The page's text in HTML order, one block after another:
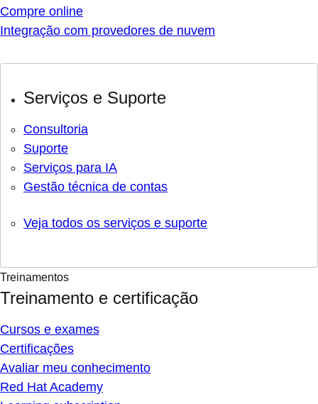
Compre online
Integração com provedores de nuvem
Serviços e Suporte
Consultoria
Suporte
Serviços para IA
Gestão técnica de contas
Veja todos os serviços e suporte
Treinamentos
Treinamento e certificação
Cursos e exames
Certificações
Avaliar meu conhecimento
Red Hat Academy